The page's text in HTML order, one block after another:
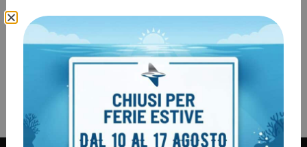
Sostituzione Gratuita
Sostituzione gratuita della merce
Garanzia Italia
100% Pagamenti sicuri
PayPal / MasterCard / Visa